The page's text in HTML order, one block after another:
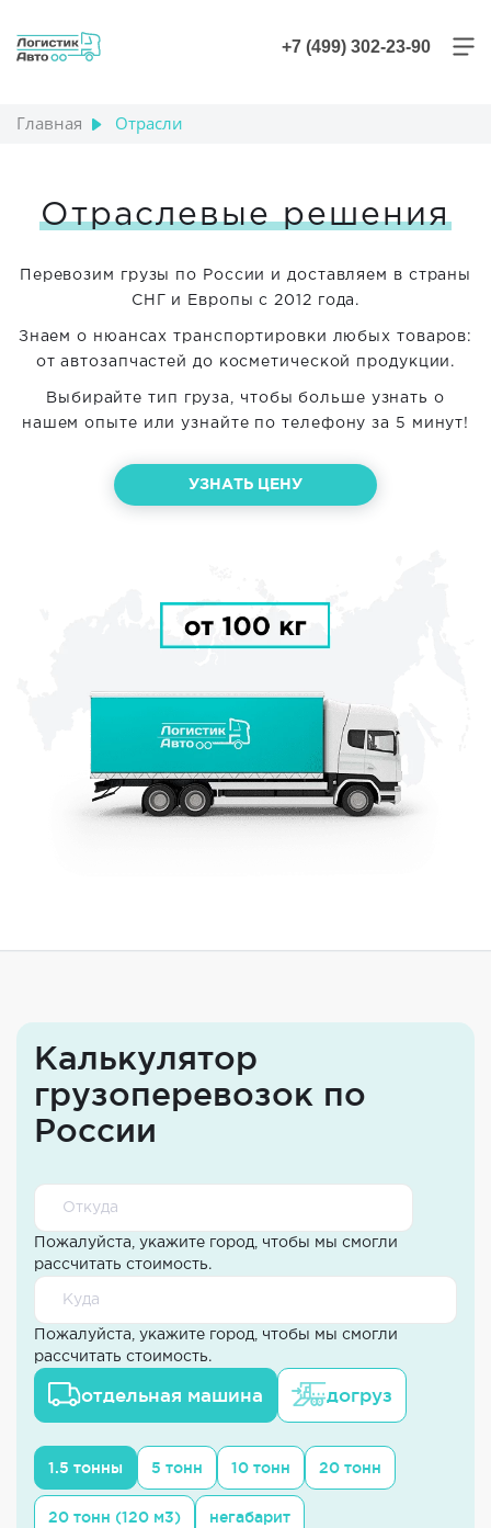
+7 (499) 302-23-90
Главная Отрасли
Отраслевые решения
Перевозим грузы по России и доставляем в страны
СНГ и Европы с 2012 года.
Знаем о нюансах транспортировки любых товаров:
от автозапчастей до косметической продукции.
Выбирайте тип груза, чтобы больше узнать о
нашем опыте или узнайте по телефону за 5 минут!
УЗНАТЬ ЦЕНУ
Калькулятор
грузоперевозок по
России
Пожалуйста, укажите город, чтобы мы смогли
рассчитать стоимость.
Пожалуйста, укажите город, чтобы мы смогли
рассчитать стоимость.
отдельная машина догруз
1.5 тонны 5 тонн 10 тонн 20 тонн
20 тонн (120 м3) негабарит